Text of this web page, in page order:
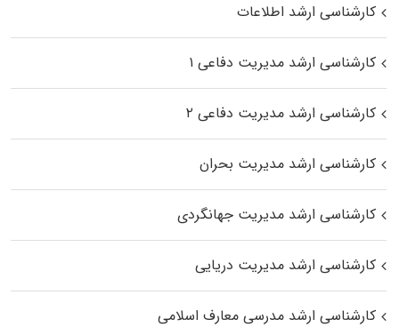
کارشناسی ارشد اطلاعات
کارشناسی ارشد مدیریت دفاعی ۱
کارشناسی ارشد مدیریت دفاعی ۲
کارشناسی ارشد مدیریت بحران
کارشناسی ارشد مدیریت جهانگردی
کارشناسی ارشد مدیریت دریایی
کارشناسی ارشد مدرسی معارف اسلامی